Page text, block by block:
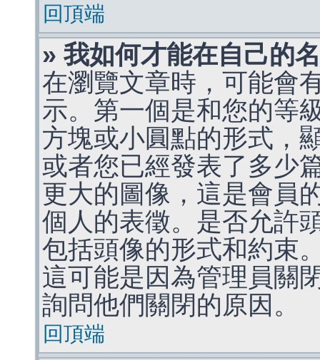
回頂端
» 我如何才能在自己的
在瀏覽文章時，可能會
示。第一個是和您的等
方塊或小圓點的形式，
或者您已經發表了多少
更大的圖像，這是會員
個人的表徵。是否允許
包括頭像的形式和約束
這可能是因為管理員關
詢問他們關閉的原因。
回頂端